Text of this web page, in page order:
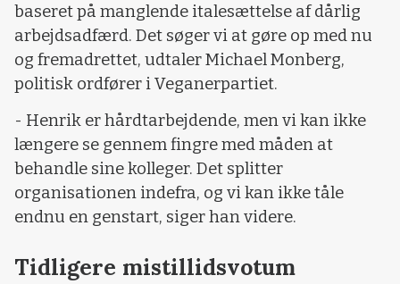
baseret på manglende italesættelse af dårlig
arbejdsadfærd. Det søger vi at gøre op med nu
og fremadrettet, udtaler Michael Monberg,
politisk ordfører i Veganerpartiet.
- Henrik er hårdtarbejdende, men vi kan ikke
længere se gennem fingre med måden at
behandle sine kolleger. Det splitter
organisationen indefra, og vi kan ikke tåle
endnu en genstart, siger han videre.
Tidligere mistillidsvotum